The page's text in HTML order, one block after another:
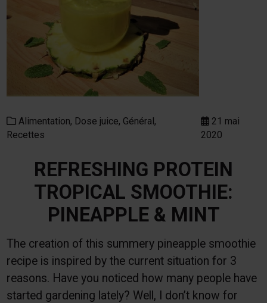
Alimentation, Dose juice, Général,
Recettes
21 mai
2020
REFRESHING PROTEIN
TROPICAL SMOOTHIE:
PINEAPPLE & MINT
The creation of this summery pineapple smoothie
recipe is inspired by the current situation for 3
reasons. Have you noticed how many people have
started gardening lately? Well, I don’t know for